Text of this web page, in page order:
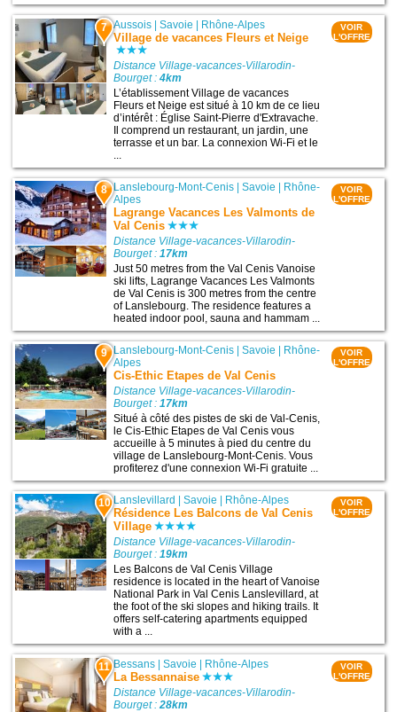
7 Aussois |Savoie Rhône-Alpes
Village de vacances Fleurs et Neige
Distance Village-vacances-Villarodin-
Bourget :4km
L’établissement Village de vacances
Fleurs et Neige est situé à 10 km de ce lieu
d’intérêt : Église Saint-Pierre d'Extravache.
Il comprend un restaurant, un jardin, une
terrasse et un bar. La connexion Wi-Fi et le
...
VOIR
L'OFFRE
8 Lanslebourg-Mont-Cenis |Savoie
Rhône-
Alpes
Lagrange Vacances Les Valmonts de
Val Cenis
Distance Village-vacances-Villarodin-
Bourget :17km
Just 50 metres from the Val Cenis Vanoise
ski lifts, Lagrange Vacances Les Valmonts
de Val Cenis is 300 metres from the centre
of Lanslebourg. The residence features a
heated indoor pool, sauna and hammam ...
VOIR
L'OFFRE
9 Lanslebourg-Mont-Cenis |Savoie
Rhône-
Alpes
Cis-Ethic Etapes de Val Cenis
Distance Village-vacances-Villarodin-
Bourget :17km
Situé à côté des pistes de ski de Val-Cenis,
le Cis-Ethic Etapes de Val Cenis vous
accueille à 5 minutes à pied du centre du
village de Lanslebourg-Mont-Cenis. Vous
profiterez d'une connexion Wi-Fi gratuite ...
VOIR
L'OFFRE
10 Lanslevillard |Savoie Rhône-Alpes
Résidence Les Balcons de Val Cenis
Village
Distance Village-vacances-Villarodin-
Bourget :19km
Les Balcons de Val Cenis Village
residence is located in the heart of Vanoise
National Park in Val Cenis Lanslevillard, at
the foot of the ski slopes and hiking trails. It
offers self-catering apartments equipped
with a ...
VOIR
L'OFFRE
11 Bessans |Savoie | Rhône-Alpes
La Bessannaise
Distance Village-vacances-Villarodin-
Bourget :28km
VOIR
L'OFFRE